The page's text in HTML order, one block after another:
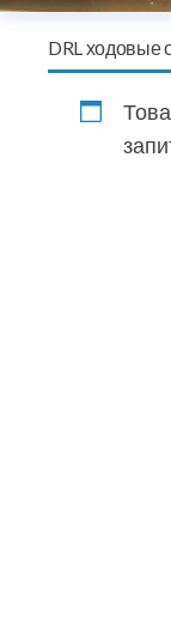
DRL ходовые